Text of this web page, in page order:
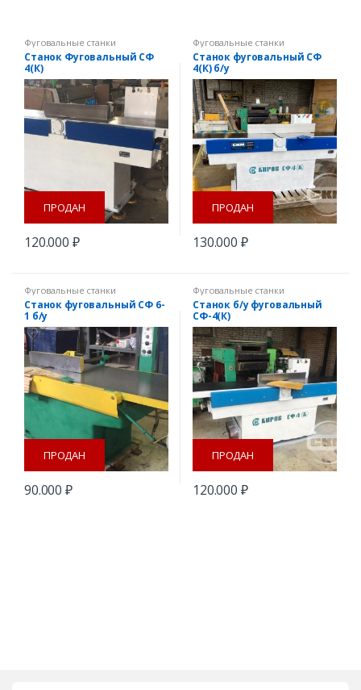
Фуговальные станки
Станок Фуговальный СФ
4(К)
ПРОДАН
120.000 ₽
Фуговальные станки
Станок фуговальный СФ
4(К) б/у
ПРОДАН
130.000 ₽
Фуговальные станки
Станок фуговальный СФ 6-
1 б/у
ПРОДАН
90.000₽
Фуговальные станки
Станок б/у фуговальный
СФ-4(К)
ПРОДАН
120.000 ₽